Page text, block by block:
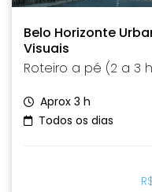
Belo Horizonte
Visuais
Roteiro a pé (2 a 3
Aprox 3 h
Todos os dias
R$